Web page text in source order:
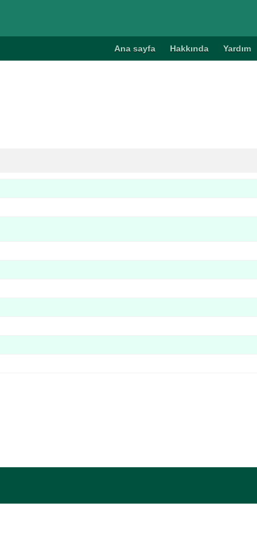
Ana sayfa Hakkında Yardım